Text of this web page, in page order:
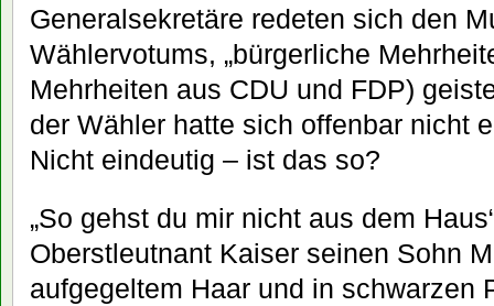
Generalsekretäre redeten sich den
Wählervotums, „bürgerliche
Mehrheiten aus CDU und FDP)
der Wähler hatte sich offenbar nicht
Nicht eindeutig – ist das so?
„So gehst du mir nicht aus dem
Oberstleutnant Kaiser seinen Sohn
aufgegeltem Haar und in schwarzen